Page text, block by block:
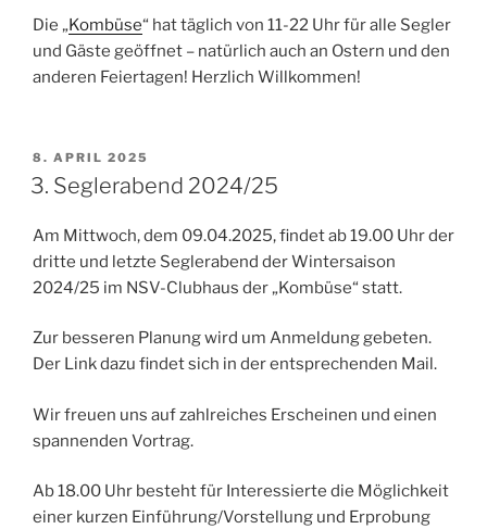
Die „Kombüse“ hat täglich von 11-22 Uhr für alle Segler
und Gäste geöffnet – natürlich auch an Ostern und den
anderen Feiertagen! Herzlich Willkommen!
VERÖFFENTLICHT
AM
8. APRIL 2025
3. Seglerabend 2024/25
Am Mittwoch, dem 09.04.2025, findet ab 19.00 Uhr der
dritte und letzte Seglerabend der Wintersaison
2024/25 im NSV-Clubhaus der „Kombüse“ statt.
Zur besseren Planung wird um Anmeldung gebeten.
Der Link dazu findet sich in der entsprechenden Mail.
Wir freuen uns auf zahlreiches Erscheinen und einen
spannenden Vortrag.
Ab 18.00 Uhr besteht für Interessierte die Möglichkeit
einer kurzen Einführung/Vorstellung und Erprobung